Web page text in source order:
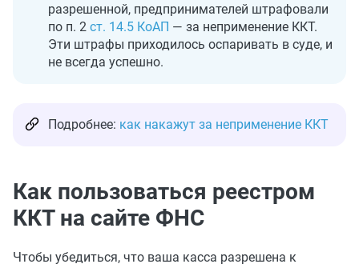
разрешенной, предпринимателей штрафовали
по п. 2 ст. 14.5 КоАП — за неприменение ККТ.
Эти штрафы приходилось оспаривать в суде, и
не всегда успешно.
Подробнее: как накажут за неприменение ККТ
Как пользоваться реестром
ККТ на сайте ФНС
Чтобы убедиться, что ваша касса разрешена к